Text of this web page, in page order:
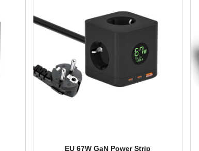
EU 67W GaN Power Strip